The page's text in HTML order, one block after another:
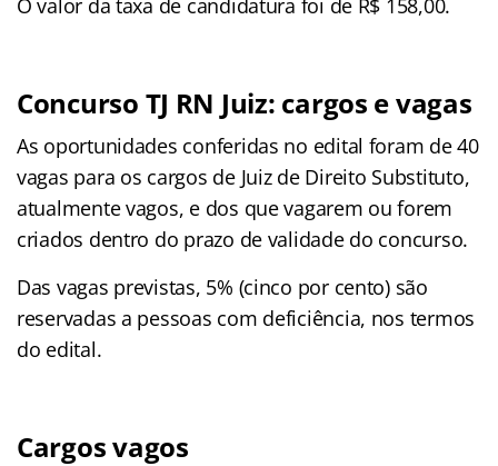
Concurso TJ RN Juiz: cargos e vagas
As oportunidades conferidas no edital foram de 40
vagas para os cargos de Juiz de Direito Substituto,
atualmente vagos, e dos que vagarem ou forem
criados dentro do prazo de validade do concurso.
Das vagas previstas, 5% (cinco por cento) são
reservadas a pessoas com deficiência, nos termos
do edital.
Cargos vagos